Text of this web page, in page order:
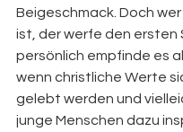
Beigeschmack. Doch
ist, der werfe den ersten
persönlich empfinde es
wenn christliche Werte
gelebt werden und
junge Menschen dazu